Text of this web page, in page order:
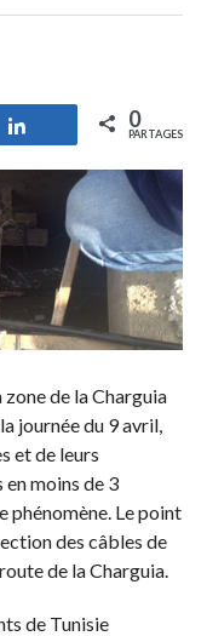
Partagez 0
PARTAGES
de la Charguia
journée du 9 avril,
et de leurs
en moins de 3
phénomène. Le point
des câbles de
de la Charguia.
de Tunisie